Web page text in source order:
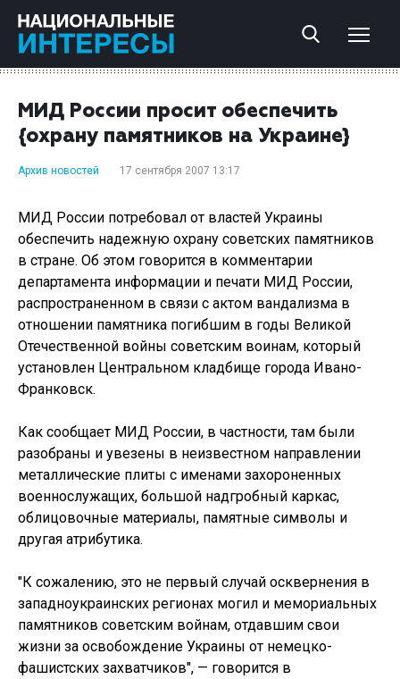
МИД России просит обеспечить
{охрану памятников на Украине}
Архив новостей 17 сентября 2007 13:17
МИД России потребовал от властей Украины
обеспечить надежную охрану советских памятников
в стране. Об этом говорится в комментарии
департамента информации и печати МИД России,
распространенном в связи с актом вандализма в
отношении памятника погибшим в годы Великой
Отечественной войны советским воинам, который
установлен Центральном кладбище города Ивано-
Франковск.
Как сообщает МИД России, в частности, там были
разобраны и увезены в неизвестном направлении
металлические плиты с именами захороненных
военнослужащих, большой надгробный каркас,
облицовочные материалы, памятные символы и
другая атрибутика.
"К сожалению, это не первый случай осквернения в
западноукраинских регионах могил и мемориальных
памятников советским войнам, отдавшим свои
жизни за освобождение Украины от немецко-
фашистских захватчиков", — говорится в